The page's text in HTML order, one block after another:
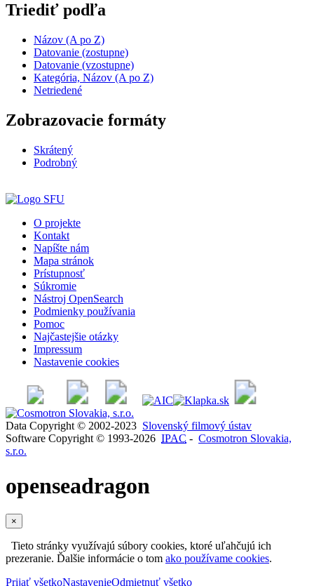
Triediť podľa
Názov (A po Z)
Datovanie (zostupne)
Datovanie (vzostupne)
Kategória, Názov (A po Z)
Netriedené
Zobrazovacie formáty
Skrátený
Podrobný
O projekte
Kontakt
Napíšte nám
Mapa stránok
Prístupnosť
Súkromie
Nástroj OpenSearch
Podmienky používania
Pomoc
Najčastejšie otázky
Impressum
Nastavenie cookies
Data Copyright © 2002-2023 Slovenský filmový ústav
Software Copyright © 1993-2026 IPAC - Cosmotron Slovakia,
s.r.o.
openseadragon
×
Tieto stránky využívajú súbory cookies, ktoré uľahčujú ich
prezeranie. Ďalšie informácie o tom ako používame cookies.
Prijať všetkoNastavenieOdmietnuť všetko